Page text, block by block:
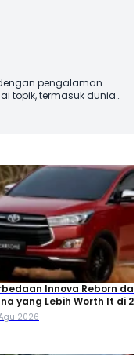
pengalaman
topik, termasuk dunia
telah membaca karya
Innova Reborn
yang Lebih Worth It di
2026